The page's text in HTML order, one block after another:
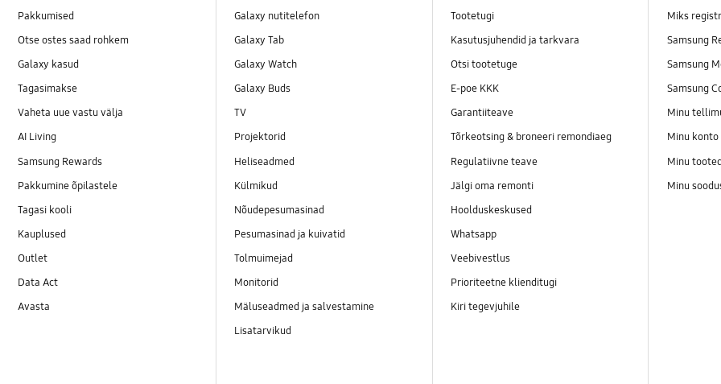
Pakkumised
Otse ostes saad rohkem
Galaxy kasud
Tagasimakse
Vaheta uue vastu välja
AI Living
Samsung Rewards
Pakkumine õpilastele
Tagasi kooli
Kauplused
Outlet
Data Act
Avasta
Galaxy nutitelefon
Galaxy Tab
Galaxy Watch
Galaxy Buds
TV
Projektorid
Heliseadmed
Külmikud
Nõudepesumasinad
Pesumasinad ja kuivatid
Tolmuimejad
Monitorid
Mäluseadmed ja salvestamine
Lisatarvikud
Tootetugi
Kasutusjuhendid ja tarkvara
Otsi tootetuge
E-poe KKK
Garantiiteave
Tõrkeotsing & broneeri remondiaeg
Regulatiivne teave
Jälgi oma remonti
Hoolduskeskused
Whatsapp
Veebivestlus
Prioriteetne klienditugi
Kiri tegevjuhile
Miks
Samsung
Samsung
Samsung
Minu
Minu konto
Minu
Minu